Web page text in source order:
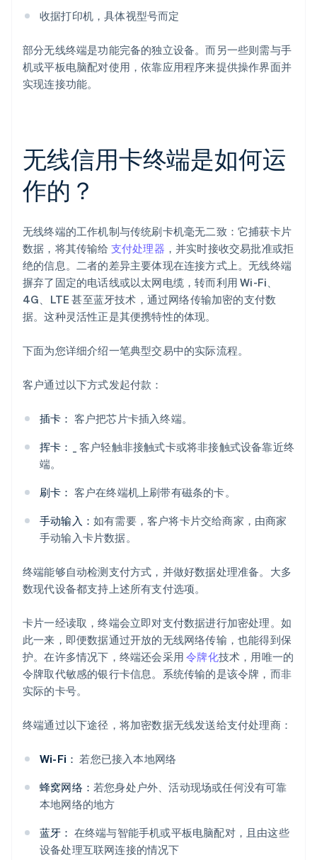
收据打印机，具体视型号而定
部分无线终端是功能完备的独立设备。而另一些则需与手
机或平板电脑配对使用，依靠应用程序来提供操作界面并
实现连接功能。
无线信用卡终端是如何运
作的？
无线终端的工作机制与传统刷卡机毫无二致：它捕获卡片
数据，将其传输给 支付处理器 ，并实时接收交易批准或拒
绝的信息。二者的差异主要体现在连接方式上。无线终端
摒弃了固定的电话线或以太网电缆，转而利用 Wi-Fi、
4G、LTE 甚至蓝牙技术，通过网络传输加密的支付数
据。这种灵活性正是其便携特性的体现。
下面为您详细介绍一笔典型交易中的实际流程。
客户通过以下方式发起付款：
插卡： 客户把芯片卡插入终端。
挥卡：
_ 客户轻触非接触式卡或将非接触式设备靠近终
端。
刷卡： 客户在终端机上刷带有磁条的卡。
手动输入： 如有需要，客户将卡片交给商家，由商家
手动输入卡片数据。
终端能够自动检测支付方式，并做好数据处理准备。大多
数现代设备都支持上述所有支付选项。
卡片一经读取，终端会立即对支付数据进行加密处理。如
此一来，即便数据通过开放的无线网络传输，也能得到保
护。在许多情况下，终端还会采用令牌化技术，用唯一的
令牌取代敏感的银行卡信息。系统传输的是该令牌，而非
实际的卡号。
终端通过以下途径，将加密数据无线发送给支付处理商：
Wi-Fi： 若您已接入本地网络
蜂窝网络： 若您身处户外、活动现场或任何没有可靠
本地网络的地方
蓝牙： 在终端与智能手机或平板电脑配对，且由这些
设备处理互联网连接的情况下